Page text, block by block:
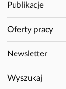
Publikacje
Oferty pracy
Newsletter
Wyszukaj